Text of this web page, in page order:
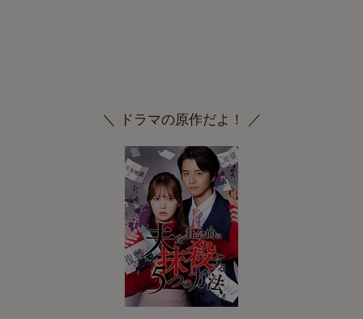
＼ ドラマの原作だよ！ ／